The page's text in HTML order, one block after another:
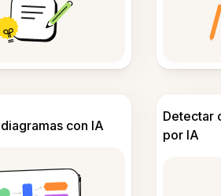
con IA
Detectar
por IA